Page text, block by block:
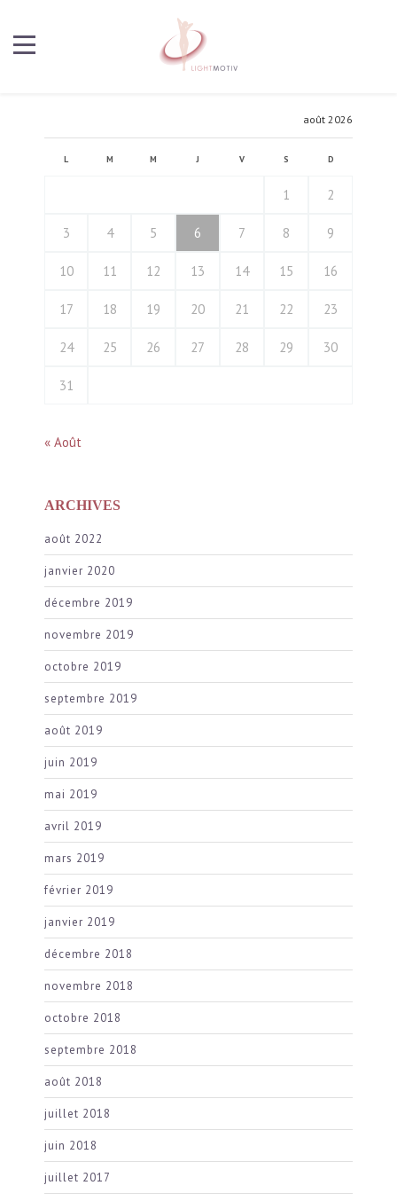
août 2026
L M M J V S D
1 2
3 4 5 6 7 8 9
10 11 12 13 14 15 16
17 18 19 20 21 22 23
24 25 26 27 28 29 30
31
« Août
ARCHIVES
août 2022
janvier 2020
décembre 2019
novembre 2019
octobre 2019
septembre 2019
août 2019
juin 2019
mai 2019
avril 2019
mars 2019
février 2019
janvier 2019
décembre 2018
novembre 2018
octobre 2018
septembre 2018
août 2018
juillet 2018
juin 2018
juillet 2017